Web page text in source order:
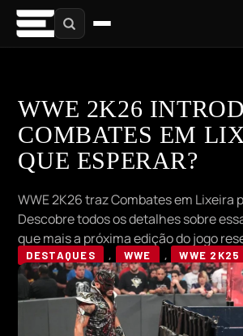
WWE 2K26
COMBATES EM
QUE ESPERAR?
WWE 2K26 traz Combates em Lixeira
Descobre todos os detalhes sobre
que mais a próxima edição do jogo
DESTAQUES , WWE , WWE 2K25